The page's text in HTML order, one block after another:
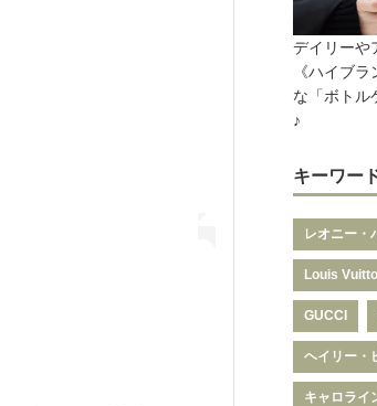
デイリーや
《ハイブ
な「ボトル
♪
キーワー
レオニー・
Louis
GUCCI
ヘイリー・
キャロライ